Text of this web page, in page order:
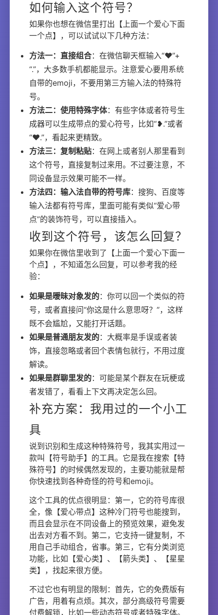
如何输入这个符号？
如果你也想在微信里打出【上面一个爱心下面
一个点】，可以试试以下几种方法：
方法一：直接组合：在微信聊天框输入“❤”+
“.”，大多数手机都能显示。注意爱心要用系统
自带的emoji，不要用第三方输入法的特殊符
号。
方法二：使用特殊字体：有些字体或者符号生
成器可以生成带点的爱心符号，比如“❥.”或者
“♥.”，看起来更精致。
方法三：复制粘贴：在网上或者别人那里看到
这个符号，直接复制过来用。不过要注意，不
同设备显示效果可能不一样。
方法四：输入法自带的符号库：搜狗、百度等
输入法都有符号库，里面可能有类似“爱心带
点”的装饰符号，可以直接插入。
收到这个符号，该怎么回复？
如果你在微信里收到了【上面一个爱心下面一
个点】，不知道怎么回复，可以参考我的经
验：
如果是暧昧对象发的：你可以回一个类似的符
号，或者直接问“你这是什么意思呀？”，这样
既不会尴尬，又能打开话题。
如果是普通朋友发的：大概率是手误或者装
饰，直接忽略或者回个表情包就行，不用过度
解读。
如果是群聊里发的：可能是某个群友在玩梗或
者发错了，看看上下文再决定怎么回。
补充方案：我用过的一个小工
具
说到识别和生成这种特殊符号，我其实用过一
款叫【符号助手】的工具。它是我在搜索【特
殊符号】的时候偶然发现的，主要功能就是帮
你快速找到各种奇怪的符号和emoji。
这个工具的优点很明显：第一，它的符号库很
全，像【爱心带点】这种冷门符号也能搜到，
而且会显示在不同设备上的预览效果，避免发
出去对方看不到。第二，它支持一键复制，不
用自己手动组合，省事。第三，它有分类浏览
功能，比如【爱心类】、【箭头类】、【星星
类】，找起来很方便。
不过它也有明显的限制：首先，它的免费版有
广告，用着有点烦。其次，部分高级符号需要
付费解锁，比如一些动态符号或者特殊字体。